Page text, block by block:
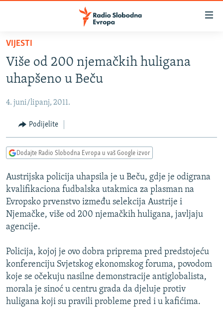
Pređite
glavni
sadržaj
na
navigaciju
Pređite
na
BOSNA I HERCEGOVINA
SRBIJA
KOSOVO
CRNA GORA
VIDEO
FOTOGALERIJE
INFOGRAFIKE
PODCASTI
RAT U UKRAJINI
KINA NA BALKANU
RSE PRIČE IZ SVIJETA
ISPRIČAJ MI
DNEVNO@RSE
SPECIJALI RSE
VIŠE OD NASLOVA
GENOCID U SREBRENICI
PRATITE NAS
VIJESTI
Više od 200 njemačkih huligana
uhapšeno u Beču
4. juni/lipanj, 2011.
Podijelite
Dodajte Radio Slobodna Evropa u vaš Google izvor
Austrijska policija uhapsila je u Beču, gdje je odigrana
kvalifikaciona fudbalska utakmica za plasman na
Evropsko prvenstvo između selekcija Austrije i
Njemačke, više od 200 njemačkih huligana, javljaju
agencije.
Policija, kojoj je ovo dobra priprema pred predstojeću
konferenciju Svjetskog ekonomskog foruma, povodom
koje se očekuju nasilne demonstracije antiglobalista,
morala je sinoć u centru grada da djeluje protiv
huligana koji su pravili probleme pred i u kafićima.